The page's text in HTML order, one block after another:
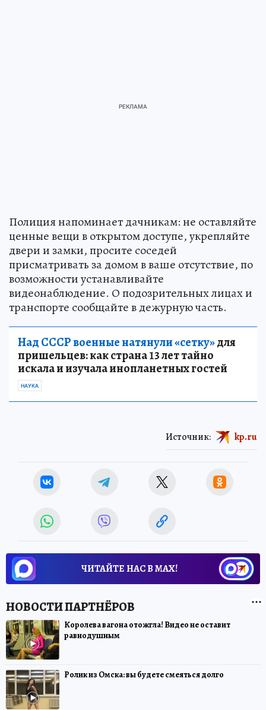
Полиция напоминает дачникам: не оставляйте
ценные вещи в открытом доступе, укрепляйте
двери и замки, просите соседей
присматривать за домом в ваше отсутствие, по
возможности устанавливайте
видеонаблюдение. О подозрительных лицах и
транспорте сообщайте в дежурную часть.
Над СССР военные натянули «сетку»для
пришельцев: как страна 13 лет тайно
искала и изучала инопланетных гостей
НАУКА
Источник: kp.ru
ЧИТАЙТЕ НАС В МАХ!
Королева вагона отожгла! Видео не оставит
равнодушным
Ролик из Омска: вы будете смеяться долго